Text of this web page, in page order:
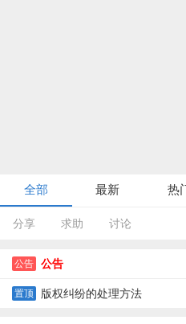
全部 最新 热
分享 求助 讨论
公告 公告
置顶 版权纠纷的处理方法